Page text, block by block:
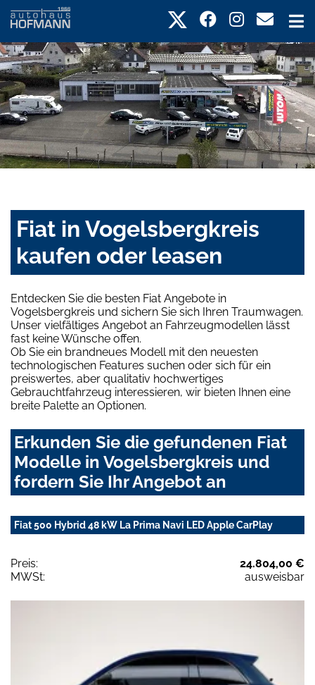
Fiat in Vogelsbergkreis
kaufen oder leasen
Entdecken Sie die besten Fiat Angebote in
Vogelsbergkreis und sichern Sie sich Ihren Traumwagen.
Unser vielfältiges Angebot an Fahrzeugmodellen lässt
fast keine Wünsche offen.
Ob Sie ein brandneues Modell mit den neuesten
technologischen Features suchen oder sich für ein
preiswertes, aber qualitativ hochwertiges
Gebrauchtfahrzeug interessieren, wir bieten Ihnen eine
breite Palette an Optionen.
Erkunden Sie die gefundenen Fiat
Modelle in Vogelsbergkreis und
fordern Sie Ihr Angebot an
Fiat 500 Hybrid 48 kW La Prima Navi LED Apple CarPlay
Preis:
24.804,00 €
MWSt:
ausweisbar